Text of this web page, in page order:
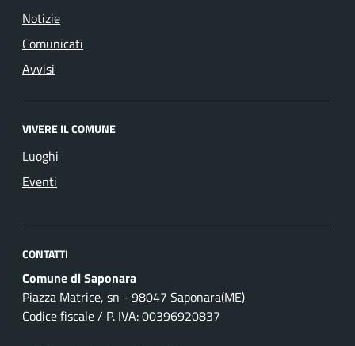
Notizie
Comunicati
Avvisi
VIVERE IL COMUNE
Luoghi
Eventi
CONTATTI
Comune di Saponara
Piazza Matrice, sn - 98047 Saponara(ME)
Codice fiscale / P. IVA: 00396920837